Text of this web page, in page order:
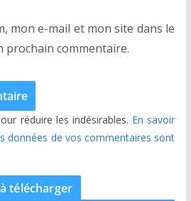
mon e-mail et mon site dans le
commentaire.
réduire les indésirables. En savoir
données de vos commentaires sont
télécharger